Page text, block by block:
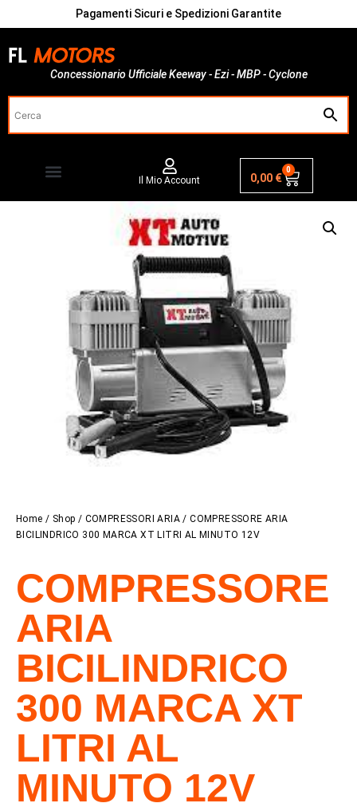
Pagamenti Sicuri e Spedizioni Garantite
Concessionario Ufficiale Keeway - Ezi - MBP - Cyclone
Il Mio Account 0,00 €
0
Home / Shop / COMPRESSORI ARIA / COMPRESSORE ARIA
BICILINDRICO 300 MARCA XT LITRI AL MINUTO 12V
COMPRESSORE
ARIA
BICILINDRICO
300 MARCA XT
LITRI AL
MINUTO 12V